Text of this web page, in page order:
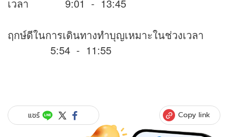
เวลา 9:01 - 13:45
ฤกษ์ดีในการเดินทางทำบุญเหมาะในช่วงเวลา
5:54 - 11:55
แชร์ Copy link